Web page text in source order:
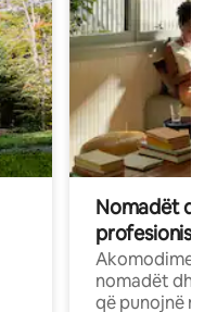
Nomadët
Akomodime
nomadët dhe
që punojnë në